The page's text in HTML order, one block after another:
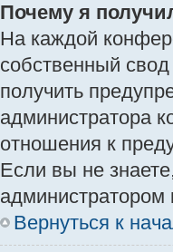
Почему я
На каждой
собственный
получить
администратора
отношения к
Если вы не
Вернуться к